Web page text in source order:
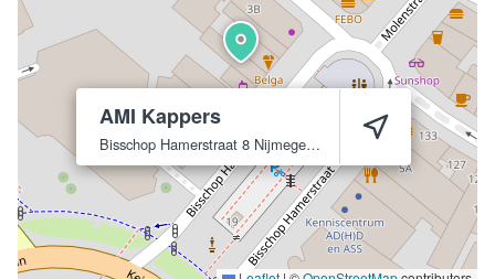
AMI Kappers
Bisschop Hamerstraat 8 Nijmegen 6511 NB